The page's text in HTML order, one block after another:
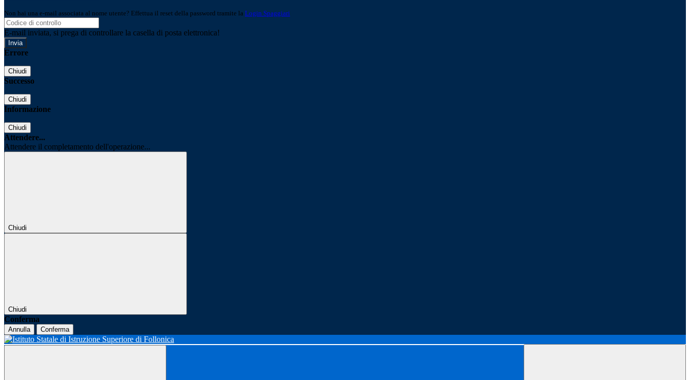
Non hai una e-mail associata al nome utente? Effettua il reset della password tramite la Login Spaggiari
E-mail inviata, si prega di controllare la casella di posta elettronica!
Errore
Chiudi
Successo
Chiudi
Informazione
Chiudi
Attendere...
Attendere il completamento dell'operazione...
Chiudi
Chiudi
Conferma
Annulla Conferma